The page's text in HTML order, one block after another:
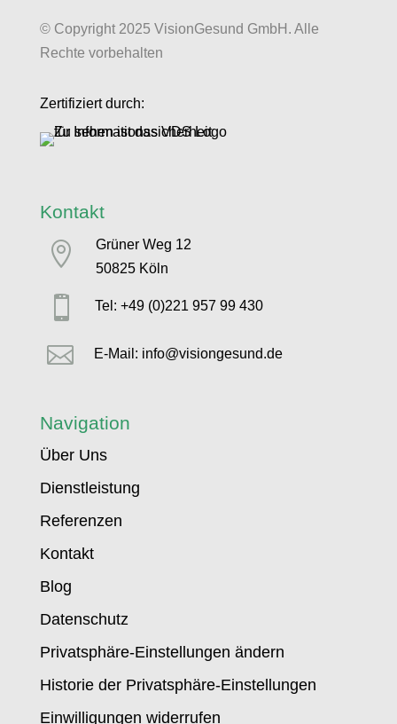
© Copyright 2025 VisionGesund GmbH. Alle
Rechte vorbehalten
Zertifiziert durch:
Kontakt

Grüner Weg 12
50825 Köln
 Tel: +49 (0)221 957 99 430
 E-Mail: info@visiongesund.de
Navigation
Über Uns
Dienstleistung
Referenzen
Kontakt
Blog
Datenschutz
Privatsphäre-Einstellungen ändern
Historie der Privatsphäre-Einstellungen
Einwilligungen widerrufen